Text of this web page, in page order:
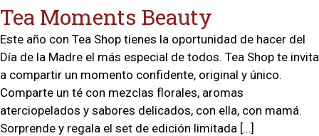
Tea Moments Beauty
Este año con Tea Shop tienes la oportunidad de hacer del
Día de la Madre el más especial de todos. Tea Shop te invita
a compartir un momento confidente, original y único.
Comparte un té con mezclas florales, aromas
aterciopelados y sabores delicados, con ella, con mamá.
Sorprende y regala el set de edición limitada […]